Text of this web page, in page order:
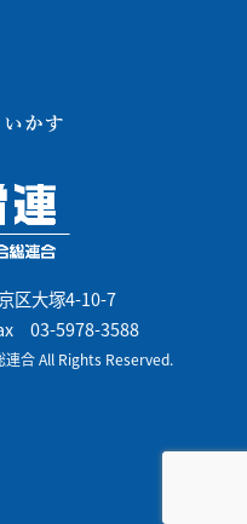
区大塚4-10-7
03-5978-3588
合 All Rights Reserved.